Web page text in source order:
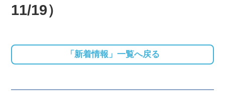
11/19）
「新着情報」一覧へ戻る